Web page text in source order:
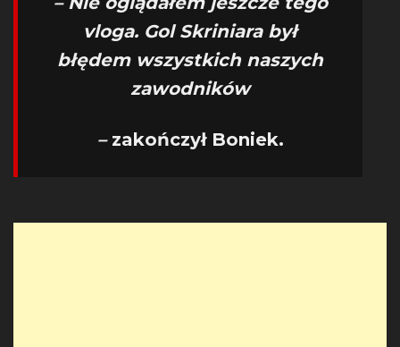
vloga. Gol Skriniara był
błędem wszystkich naszych
zawodników
–zakończył Boniek.